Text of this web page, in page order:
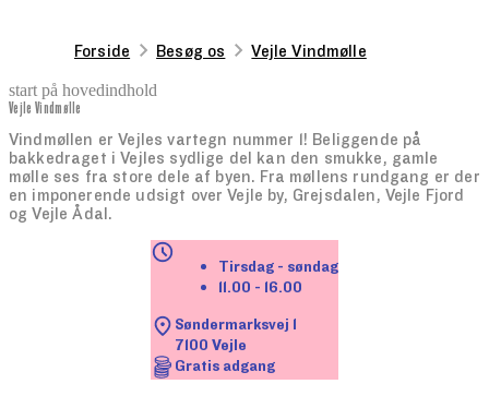
Forside Besøg os Vejle Vindmølle
start på hovedindhold
Vejle Vindmølle
Vindmøllen er Vejles vartegn nummer 1! Beliggende på
bakkedraget i Vejles sydlige del kan den smukke, gamle
mølle ses fra store dele af byen. Fra møllens rundgang er der
en imponerende udsigt over Vejle by, Grejsdalen, Vejle Fjord
og Vejle Ådal.
senest opdateret 5. juni 2026
Tirsdag - søndag
11.00 - 16.00
Søndermarksvej 1
7100 Vejle
Gratis adgang